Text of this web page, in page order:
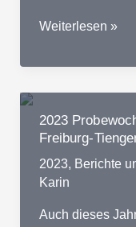
2024
Musikverein
Tuniberg-/
09.11/10.11
Impressionen
Weiterlesen »
2023
Freiburg-
2023, Berichte
Karin
Auch dieses